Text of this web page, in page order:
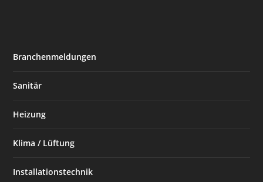
Branchenmeldungen
Sanitär
Heizung
Klima / Lüftung
Installationstechnik